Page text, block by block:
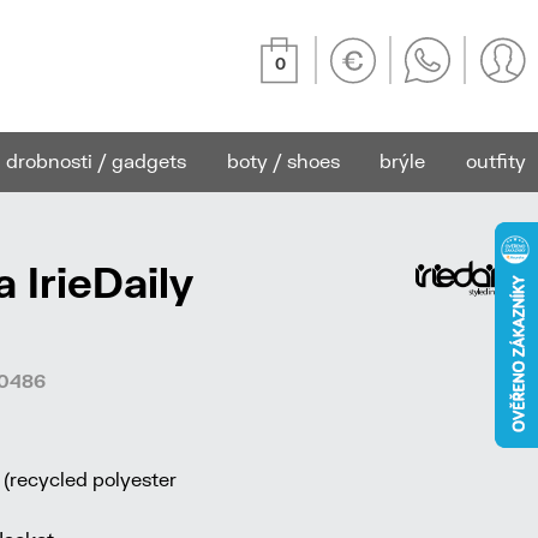
0
drobnosti / gadgets boty / shoes brýle outfity
IrieDaily
polyester